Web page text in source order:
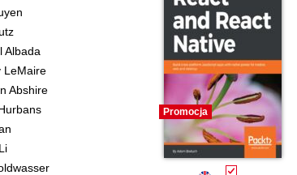
Albada
LeMaire
Abshire
Promocja